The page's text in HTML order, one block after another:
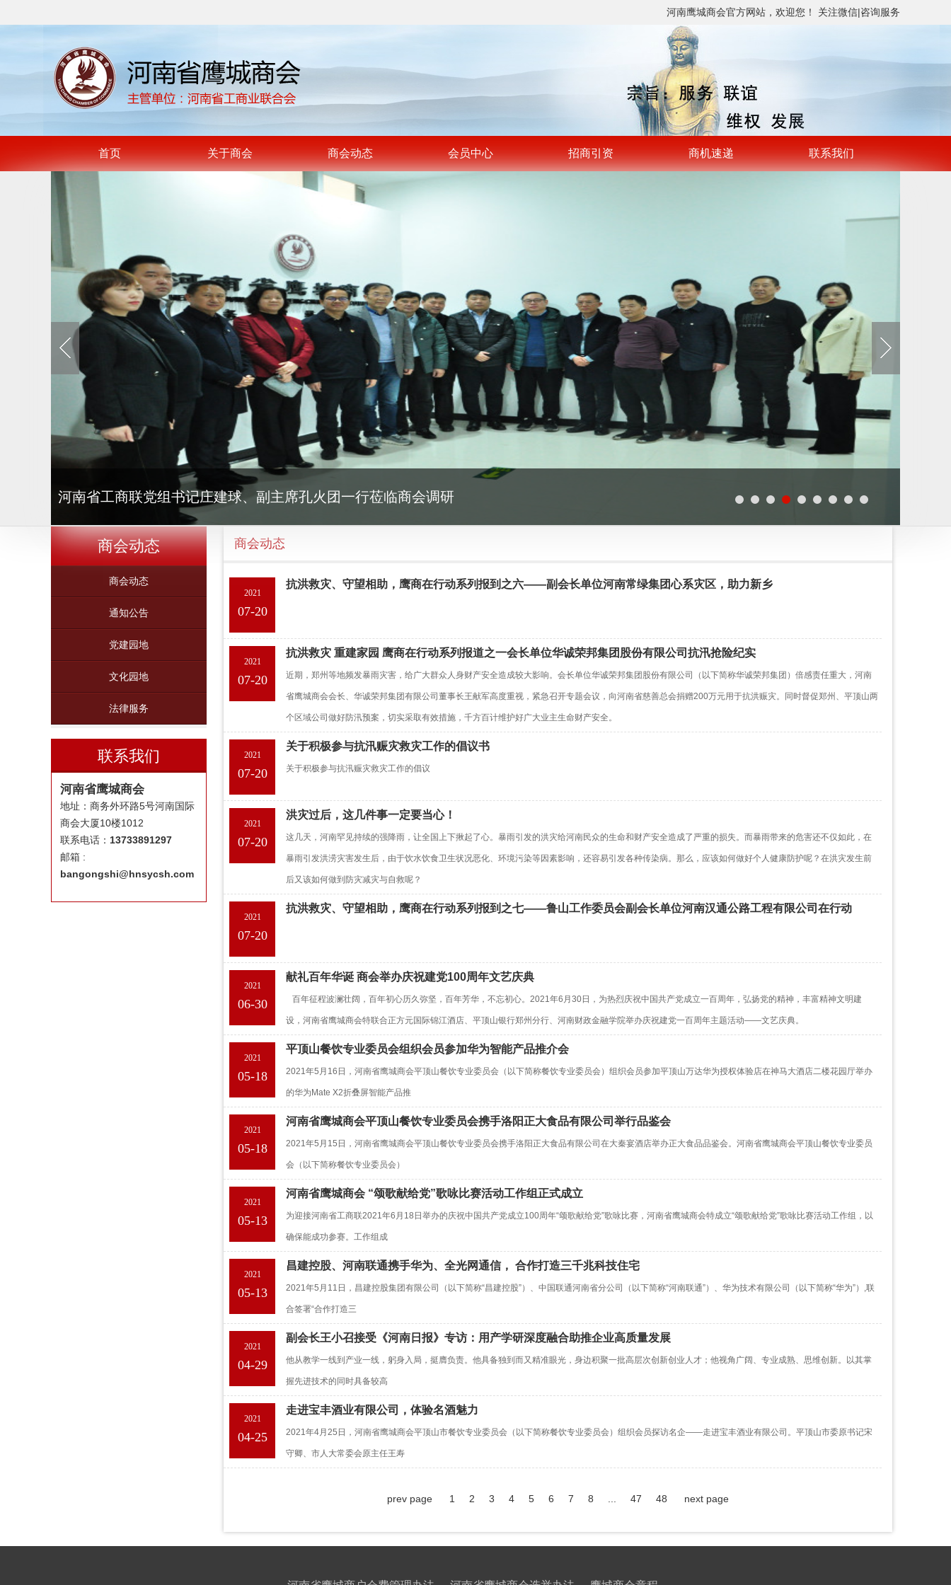
河南鹰城商会官方网站，欢迎您！ 关注微信|咨询服务
首页 关于商会 商会动态 会员中心 招商引资 商机速递 联系我们
河南省工商联党组书记庄建球、副主席孔火团一行莅临商会调研
商会动态
商会动态
通知公告
党建园地
文化园地
法律服务
联系我们
河南省鹰城商会
地址：商务外环路5号河南国际
商会大厦10楼1012
联系电话： 13733891297
邮箱 :
bangongshi@hnsycsh.com
商会动态
2021
07-20
抗洪救灾、守望相助，鹰商在行动系列报到之六——副会长单位河南常绿集团心系灾区，助力新乡
2021
07-20
抗洪救灾 重建家园 鹰商在行动系列报道之一会长单位华诚荣邦集团股份有限公司抗汛抢险纪实
近期，郑州等地频发暴雨灾害，给广大群众人身财产安全造成较大影响。会长单位华诚荣邦集团股份有限公司（以下简称华诚荣邦集团）倍感责任重大，河南
省鹰城商会会长、华诚荣邦集团有限公司董事长王献军高度重视，紧急召开专题会议，向河南省慈善总会捐赠200万元用于抗洪赈灾。同时督促郑州、平顶山两
个区域公司做好防汛预案，切实采取有效措施，千方百计维护好广大业主生命财产安全。
2021
07-20
关于积极参与抗汛赈灾救灾工作的倡议书
关于积极参与抗汛赈灾救灾工作的倡议
2021
07-20
洪灾过后，这几件事一定要当心！
这几天，河南罕见持续的强降雨，让全国上下揪起了心。暴雨引发的洪灾给河南民众的生命和财产安全造成了严重的损失。而暴雨带来的危害还不仅如此，在
暴雨引发洪涝灾害发生后，由于饮水饮食卫生状况恶化、环境污染等因素影响，还容易引发各种传染病。那么，应该如何做好个人健康防护呢？在洪灾发生前
后又该如何做到防灾减灾与自救呢？
2021
07-20
抗洪救灾、守望相助，鹰商在行动系列报到之七——鲁山工作委员会副会长单位河南汉通公路工程有限公司在行动
2021
06-30
献礼百年华诞 商会举办庆祝建党100周年文艺庆典
百年征程波澜壮阔，百年初心历久弥坚，百年芳华，不忘初心。2021年6月30日，为热烈庆祝中国共产党成立一百周年，弘扬党的精神，丰富精神文明建
设，河南省鹰城商会特联合正方元国际锦江酒店、平顶山银行郑州分行、河南财政金融学院举办庆祝建党一百周年主题活动——文艺庆典。
2021
05-18
平顶山餐饮专业委员会组织会员参加华为智能产品推介会
2021年5月16日，河南省鹰城商会平顶山餐饮专业委员会（以下简称餐饮专业委员会）组织会员参加平顶山万达华为授权体验店在神马大酒店二楼花园厅举办
的华为Mate X2折叠屏智能产品推
2021
05-18
河南省鹰城商会平顶山餐饮专业委员会携手洛阳正大食品有限公司举行品鉴会
2021年5月15日，河南省鹰城商会平顶山餐饮专业委员会携手洛阳正大食品有限公司在大秦宴酒店举办正大食品品鉴会。河南省鹰城商会平顶山餐饮专业委员
会（以下简称餐饮专业委员会）
2021
05-13
河南省鹰城商会 “颂歌献给党”歌咏比赛活动工作组正式成立
为迎接河南省工商联2021年6月18日举办的庆祝中国共产党成立100周年“颂歌献给党”歌咏比赛，河南省鹰城商会特成立“颂歌献给党”歌咏比赛活动工作组，以
确保能成功参赛。工作组成
2021
05-13
昌建控股、河南联通携手华为、全光网通信， 合作打造三千兆科技住宅
2021年5月11日，昌建控股集团有限公司（以下简称“昌建控股”）、中国联通河南省分公司（以下简称“河南联通”）、华为技术有限公司（以下简称“华为”）,联
合签署“合作打造三
2021
04-29
副会长王小召接受《河南日报》专访：用产学研深度融合助推企业高质量发展
他从教学一线到产业一线，躬身入局，挺膺负责。他具备独到而又精准眼光，身边积聚一批高层次创新创业人才；他视角广阔、专业成熟、思维创新。以其掌
握先进技术的同时具备较高
2021
04-25
走进宝丰酒业有限公司，体验名酒魅力
2021年4月25日，河南省鹰城商会平顶山市餐饮专业委员会（以下简称餐饮专业委员会）组织会员探访名企——走进宝丰酒业有限公司。平顶山市委原书记宋
守卿、市人大常委会原主任王寿
prev page 1 2 3 4 5 6 7 8 47 48 next page